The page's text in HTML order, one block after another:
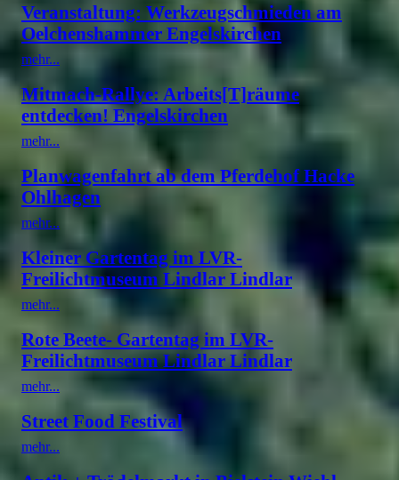
Veranstaltung: Werkzeugschmieden am
Oelchenshammer Engelskirchen
mehr...
Mitmach-Rallye: Arbeits[T]räume
entdecken! Engelskirchen
mehr...
Planwagenfahrt ab dem Pferdehof Hacke
Ohlhagen
mehr...
Kleiner Gartentag im LVR-
Freilichtmuseum Lindlar Lindlar
mehr...
Rote Beete- Gartentag im LVR-
Freilichtmuseum Lindlar Lindlar
mehr...
Street Food Festival
mehr...